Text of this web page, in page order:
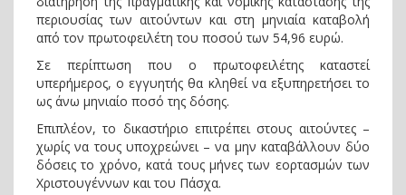
περιουσίας των αιτούντων και στη μηνιαία καταβολή
από τον πρωτοφειλέτη του ποσού των 54,96 ευρώ.
Σε περίπτωση που ο πρωτοφειλέτης καταστεί
υπερήμερος, ο εγγυητής θα κληθεί να εξυπηρετήσει το
ως άνω μηνιαίο ποσό της δόσης.
Επιπλέον, το δικαστήριο επιτρέπει στους αιτούντες –
χωρίς να τους υποχρεώνει – να μην καταβάλλουν δύο
δόσεις το χρόνο, κατά τους μήνες των εορτασμών των
Χριστουγέννων και του Πάσχα.